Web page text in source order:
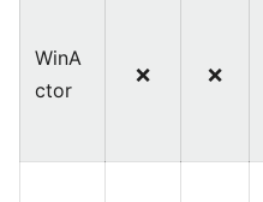
WinA
ctor
❌ ❌